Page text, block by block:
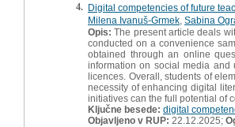
4. Digital competencies of future
Milena Ivanuš-Grmek Sabina
Opis: The present article deals
conducted on a convenience
obtained through an online
information on social media and
licences. Overall, students of
necessity of enhancing digital
initiatives can the full potential of
Ključne besede: digital
Objavljeno v RUP: 22.12.2025;